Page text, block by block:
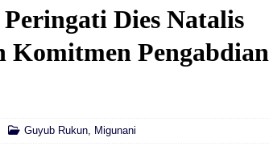
Dies Natalis
Komitmen Pengabdian
Guyub Rukun, Migunani